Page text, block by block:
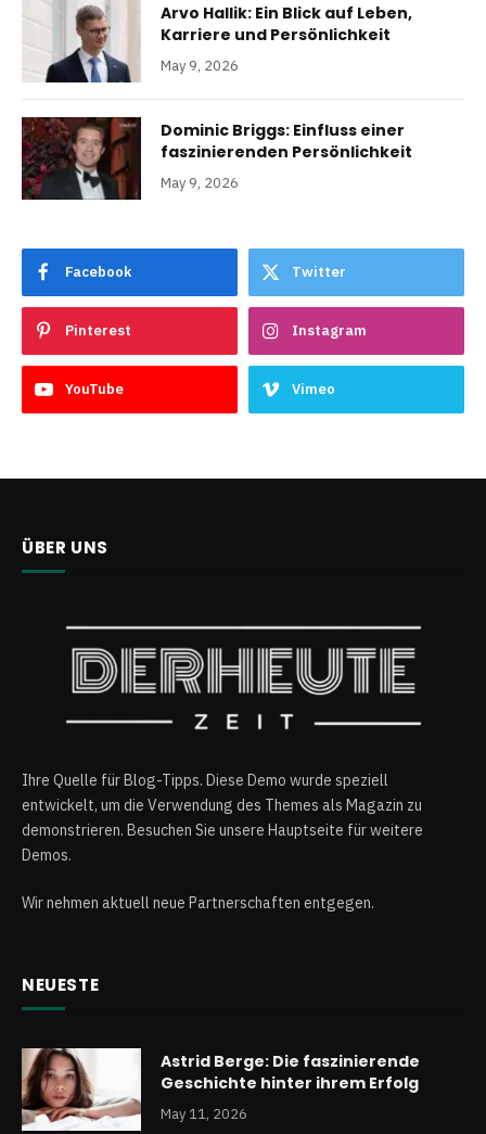
Arvo Hallik: Ein Blick auf Leben,
Karriere und Persönlichkeit
May 9, 2026
Dominic Briggs: Einfluss einer
faszinierenden Persönlichkeit
May 9, 2026
Facebook Twitter
Pinterest Instagram
YouTube Vimeo
ÜBER UNS
Ihre Quelle für Blog-Tipps. Diese Demo wurde speziell
entwickelt, um die Verwendung des Themes als Magazin zu
demonstrieren. Besuchen Sie unsere Hauptseite für weitere
Demos.
Wir nehmen aktuell neue Partnerschaften entgegen.
NEUESTE
Astrid Berge: Die faszinierende
Geschichte hinter ihrem Erfolg
May 11, 2026